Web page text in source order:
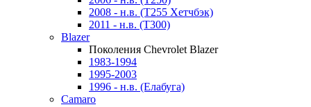
2008 - н.в. (T255 Хетчбэк)
2011 - н.в. (Т300)
Blazer
Поколения Chevrolet Blazer
1983-1994
1995-2003
1996 - н.в. (Елабуга)
Camaro